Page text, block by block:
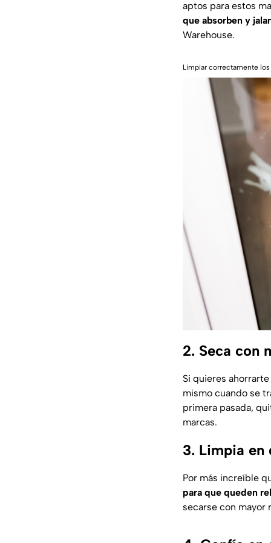
aptos para estos
que absorben y
Warehouse.
Limpiar correctamente
2. Seca con
Si quieres
mismo cuando se
primera pasada,
marcas.
3. Limpia en
Por más increíble
para que queden
secarse con mayor